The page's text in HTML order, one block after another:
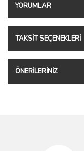
YORUMLAR
TAKSIT SEÇENEKLERI
ÖNERILERINIZ